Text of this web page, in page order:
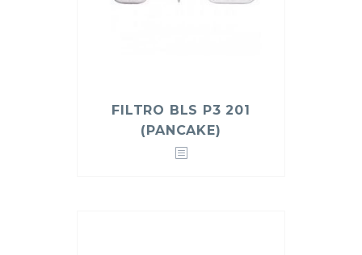
FILTRO BLS P3 201
(PANCAKE)